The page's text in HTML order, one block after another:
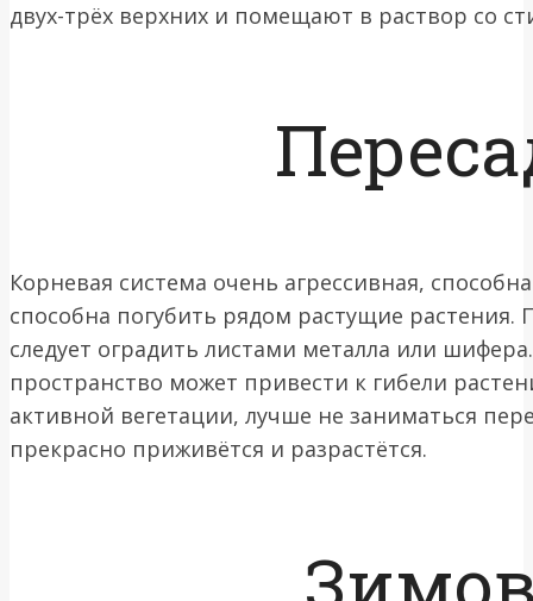
двух-трёх верхних и помещают в раствор со
Корневая система очень агрессивная,
способна погубить рядом растущие растения.
следует оградить листами металла или
пространство может привести к гибели
активной вегетации, лучше не заниматься
прекрасно приживётся и разрастётся.